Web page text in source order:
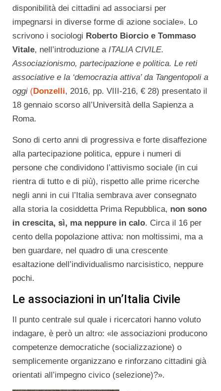
disponibilità dei cittadini ad associarsi per
impegnarsi in diverse forme di azione sociale». Lo
scrivono i sociologi Roberto Biorcio e Tommaso
Vitale, nell’introduzione a ITALIA CIVILE.
Associazionismo, partecipazione e politica. Le reti
associative e la ‘democrazia attiva’ da Tangentopoli a
oggi (Donzelli, 2016, pp. VIII-216, € 28) presentato il
18 gennaio scorso all’Università della Sapienza a
Roma.
Sono di certo anni di progressiva e forte disaffezione
alla partecipazione politica, eppure i numeri di
persone che condividono l’attivismo sociale (in cui
rientra di tutto e di più), rispetto alle prime ricerche
negli anni in cui l’Italia sembrava aver consegnato
alla storia la cosiddetta Prima Repubblica, non sono
in crescita, sì, ma neppure in calo. Circa il 16 per
cento della popolazione attiva: non moltissimi, ma a
ben guardare, nel quadro di una crescente
esaltazione dell’individualismo narcisistico, neppure
pochi.
Le associazioni in un’Italia Civile
Il punto centrale sul quale i ricercatori hanno voluto
indagare, è però un altro: «le associazioni producono
competenze democratiche (socializzazione) o
semplicemente organizzano e rinforzano cittadini già
orientati all’impegno civico (selezione)?».